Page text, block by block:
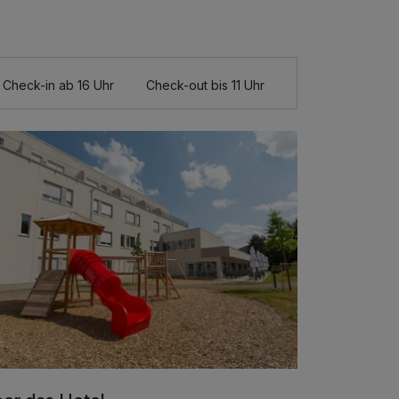
Check-in ab 16 Uhr Check-out bis 11 Uhr